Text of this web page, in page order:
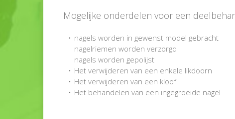
Mogelijke onderdelen voor een
nagels worden in gewenst model gebracht
nagelriemen worden verzorgd
nagels worden gepolijst
Het verwijderen van een enkele likdoorn
Het verwijderen van een kloof
Het behandelen van een ingegroeide nagel